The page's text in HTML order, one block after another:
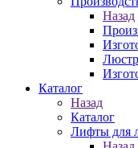
Назад
Каталог
Назад
Каталог
Лифты для